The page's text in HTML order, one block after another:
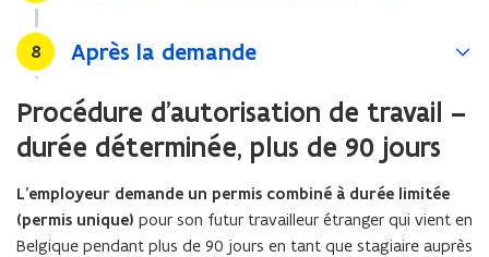
Stap
8 Après la demande
Procédure d’autorisation de travail –
durée déterminée, plus de 90 jours
L’employeur demande un permis combiné à durée limitée
(permis unique) pour son futur travailleur étranger qui vient en
Belgique pendant plus de 90 jours en tant que stagiaire auprès